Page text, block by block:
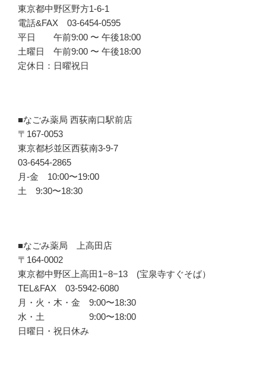
東京都中野区野方1-6-1
電話&FAX 03-6454-0595
平日 午前9:00 〜 午後18:00
土曜日 午前9:00 〜 午後18:00
定休日：日曜祝日
■なごみ薬局 西荻南口駅前店
〒167-0053
東京都杉並区西荻南3-9-7
03-6454-2865
月-金 10:00〜19:00
土 9:30〜18:30
■なごみ薬局 上高田店
〒164-0002
東京都中野区上高田1−8−13 (宝泉寺すぐそば）
TEL&FAX 03-5942-6080
月・火・木・金 9:00〜18:30
水・土 9:00〜18:00
日曜日・祝日休み